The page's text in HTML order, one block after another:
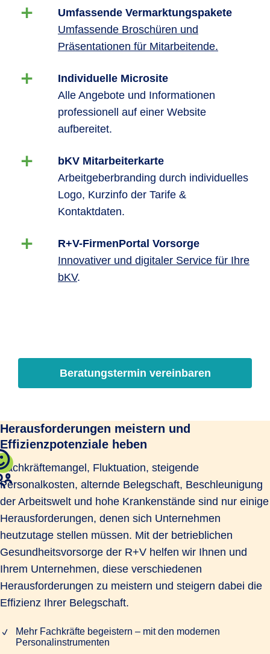
Umfassende Vermarktungspakete
Umfassende Broschüren und
Präsentationen für Mitarbeitende.
Individuelle Microsite
Alle Angebote und Informationen
professionell auf einer Website
aufbereitet.
bKV Mitarbeiterkarte
Arbeitgeberbranding durch individuelles
Logo, Kurzinfo der Tarife &
Kontaktdaten.
R+V-FirmenPortal Vorsorge
Innovativer und digitaler Service für Ihre
bKV.
Beratungstermin vereinbaren
Herausforderungen meistern und
Effizienzpotenziale heben
Fachkräftemangel, Fluktuation, steigende
Personalkosten, alternde Belegschaft, Beschleunigung
der Arbeitswelt und hohe Krankenstände sind nur einige
Herausforderungen, denen sich Unternehmen
heutzutage stellen müssen. Mit der betrieblichen
Gesundheitsvorsorge der R+V helfen wir Ihnen und
Ihrem Unternehmen, diese verschiedenen
Herausforderungen zu meistern und steigern dabei die
Effizienz Ihrer Belegschaft.
Mehr Fachkräfte begeistern – mit den modernen
Personalinstrumenten